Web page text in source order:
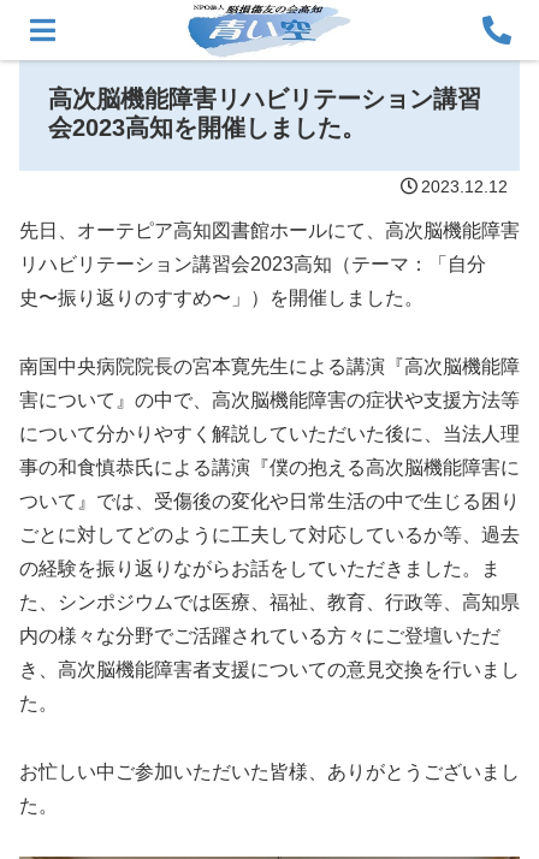
高次脳機能障害リハビリテーション講習
会2023高知を開催しました。
2023.12.12
先日、オーテピア高知図書館ホールにて、高次脳機能障害
リハビリテーション講習会2023高知（テーマ：「自分
史〜振り返りのすすめ〜」）を開催しました。
南国中央病院院長の宮本寛先生による講演『高次脳機能障
害について』の中で、高次脳機能障害の症状や支援方法等
について分かりやすく解説していただいた後に、当法人理
事の和食慎恭氏による講演『僕の抱える高次脳機能障害に
ついて』では、受傷後の変化や日常生活の中で生じる困り
ごとに対してどのように工夫して対応しているか等、過去
の経験を振り返りながらお話をしていただきました。ま
た、シンポジウムでは医療、福祉、教育、行政等、高知県
内の様々な分野でご活躍されている方々にご登壇いただ
き、高次脳機能障害者支援についての意見交換を行いまし
た。
お忙しい中ご参加いただいた皆様、ありがとうございまし
た。